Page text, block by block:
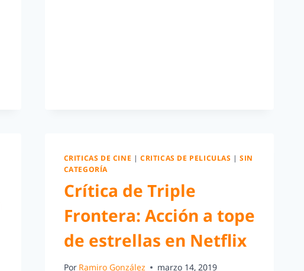
CRITICAS DE CINE | CRITICAS DE PELICULAS |SIN
CATEGORÍA
Crítica de Triple
Frontera: Acción a tope
de estrellas en Netflix
Por Ramiro González marzo 14, 2019